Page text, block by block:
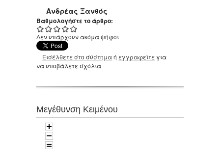
Ανδρέας Ξανθός
Βαθμολογήστε το άρθρο:
Δεν υπάρχουν ακόμα ψήφοι
Εισέλθετε στο σύστημαή εγγραφείτε για
να υποβάλετε σχόλια
Μεγέθυνση Κειμένου